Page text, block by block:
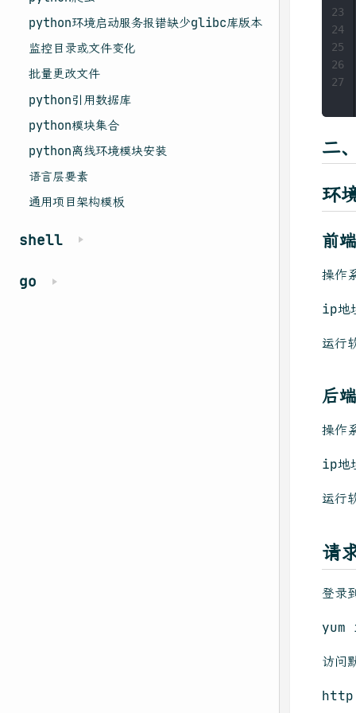
python环境启动服务报错缺少glibc库版本
监控目录或文件变化
批量更改文件
python引用数据库
python模块集合
python离线环境模块安装
语言层要素
通用项目架构模板
shell
go
23
24
25
26
27
二
环
前
操作
ip地
运行
后
操作
ip地
运行
请
登录
访问